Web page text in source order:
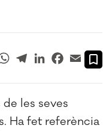
WhatsApp
TelegramLinkedInFacebook
Email
les seves
Ha fet referència